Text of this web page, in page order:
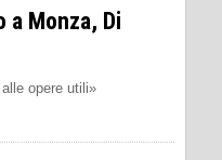
a Monza, Di
opere utili»